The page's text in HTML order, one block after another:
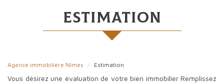
estimation
Agence immobilière Nîmes Estimation
Vous désirez une évaluation de votre bien immobilier Remplissez